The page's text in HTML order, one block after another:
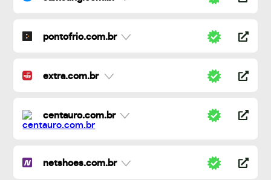
pontofrio.com.br
extra.com.br
centauro.com.br
netshoes.com.br